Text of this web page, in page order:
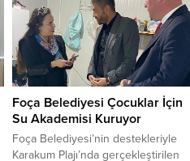
Pastacılık Eğitimlerini sürdürüyor.
Çankaya Belediyesinin İş ve
İstihdam Merkezi, farklı dönemlerde
açtığı istihdam garantili
eğitimlerinden Pastacılık Eğitimi ile
işsizliğe çözüm olmayı sürdürüyor.
İstihdam garantili, 512 saatlik eğitim
sonunda...
Foça Belediyesi Çocuklar İçin
Su Akademisi Kuruyor
Foça Belediyesi’nin destekleriyle
Karakum Plajı’nda gerçekleştirilen